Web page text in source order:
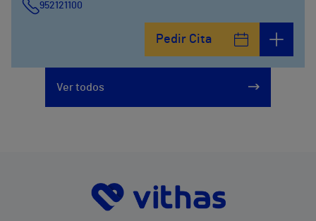
952121100
Pedir Cita
Ver todos